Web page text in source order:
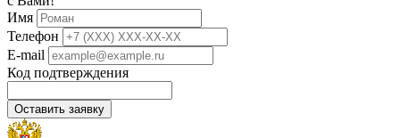
Имя
Телефон
E-mail
Код подтверждения
Оставить заявку